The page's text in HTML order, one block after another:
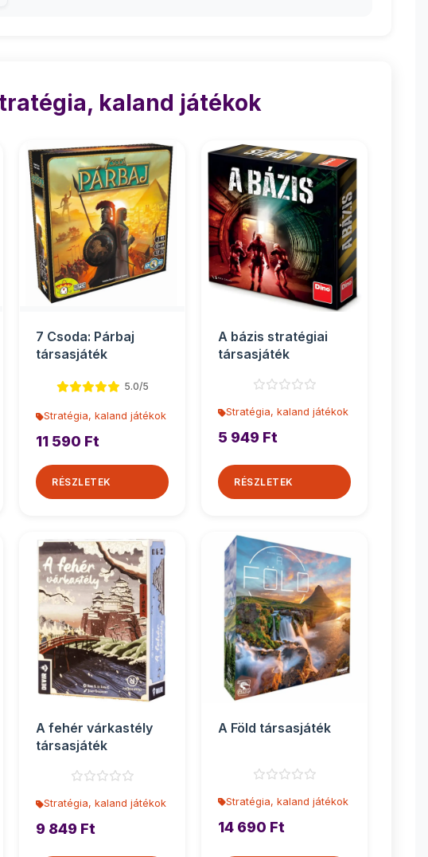
kaland játékok
7 Csoda: Párbaj
társasjáték
5.0/5
Stratégia, kaland játékok
11 590 Ft
RÉSZLETEK
A bázis stratégiai
társasjáték
Stratégia, kaland játékok
5 949 Ft
RÉSZLETEK
A fehér várkastély
társasjáték
Stratégia, kaland játékok
9 849 Ft
A Föld társasjáték
Stratégia, kaland játékok
14 690 Ft